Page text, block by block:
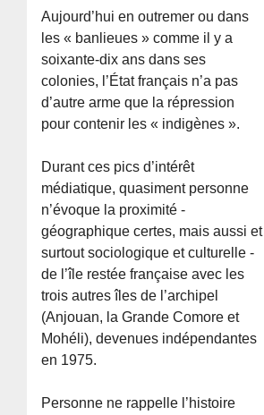
Aujourd’hui en outremer ou dans
les « banlieues » comme il y a
soixante-dix ans dans ses
colonies, l’État français n’a pas
d’autre arme que la répression
pour contenir les « indigènes ».
Durant ces pics d’intérêt
médiatique, quasiment personne
n’évoque la proximité -
géographique certes, mais aussi et
surtout sociologique et culturelle -
de l’île restée française avec les
trois autres îles de l’archipel
(Anjouan, la Grande Comore et
Mohéli), devenues indépendantes
en 1975.
Personne ne rappelle l’histoire